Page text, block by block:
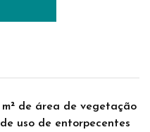
de área de vegetação
uso de entorpecentes